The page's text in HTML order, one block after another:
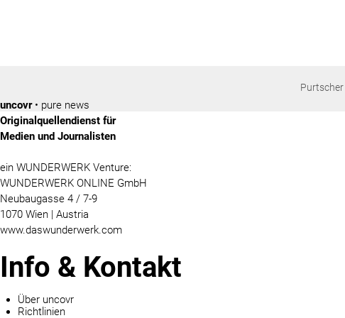
uncovr• pure news
Originalquellendienst für
Medien und Journalisten
ein WUNDERWERK Venture:
WUNDERWERK ONLINE GmbH
Neubaugasse 4 / 7-9
1070 Wien | Austria
www.daswunderwerk.com
Info & Kontakt
Über uncovr
Richtlinien